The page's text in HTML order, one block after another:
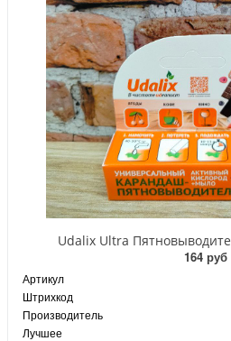
Udalix Ultra
164 руб
Артикул
Штрихкод
Производитель
Лучшее